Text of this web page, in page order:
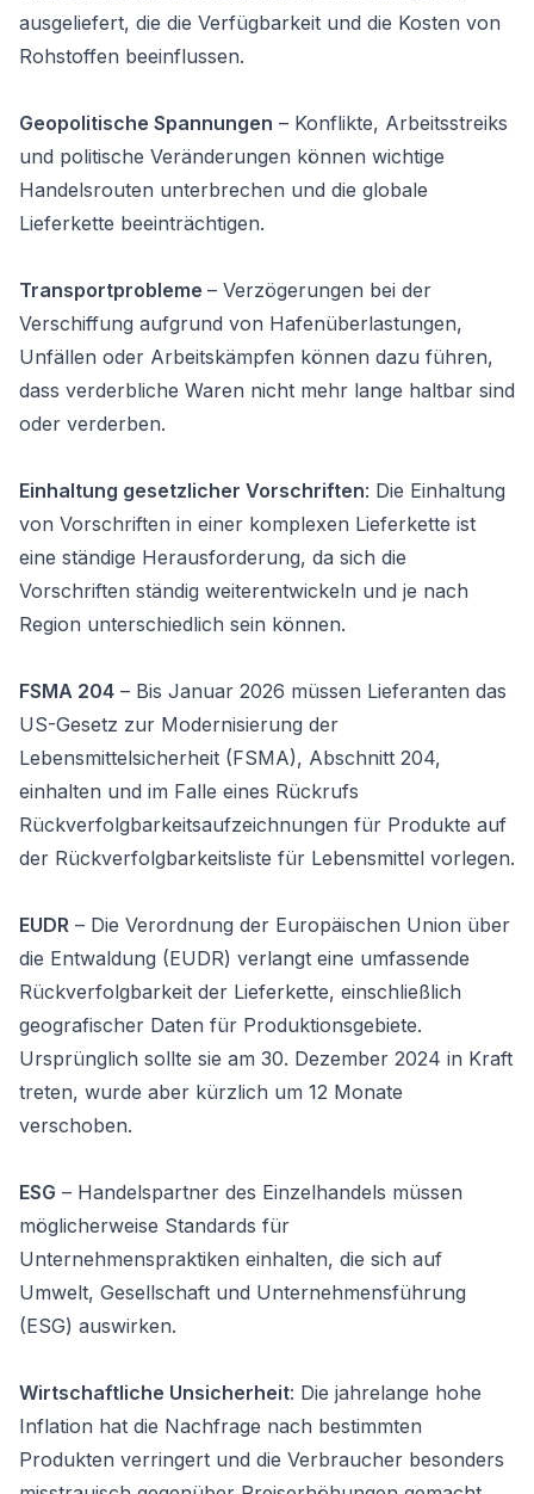
ausgeliefert, die die Verfügbarkeit und die Kosten von
Rohstoffen beeinflussen.
Geopolitische Spannungen – Konflikte, Arbeitsstreiks
und politische Veränderungen können wichtige
Handelsrouten unterbrechen und die globale
Lieferkette beeinträchtigen.
Transportprobleme – Verzögerungen bei der
Verschiffung aufgrund von Hafenüberlastungen,
Unfällen oder Arbeitskämpfen können dazu führen,
dass verderbliche Waren nicht mehr lange haltbar sind
oder verderben.
Einhaltung gesetzlicher Vorschriften: Die Einhaltung
von Vorschriften in einer komplexen Lieferkette ist
eine ständige Herausforderung, da sich die
Vorschriften ständig weiterentwickeln und je nach
Region unterschiedlich sein können.
FSMA 204 – Bis Januar 2026 müssen Lieferanten das
US-Gesetz zur Modernisierung der
Lebensmittelsicherheit (FSMA), Abschnitt 204,
einhalten und im Falle eines Rückrufs
Rückverfolgbarkeitsaufzeichnungen für Produkte auf
der Rückverfolgbarkeitsliste für Lebensmittel vorlegen.
EUDR – Die Verordnung der Europäischen Union über
die Entwaldung (EUDR) verlangt eine umfassende
Rückverfolgbarkeit der Lieferkette, einschließlich
geografischer Daten für Produktionsgebiete.
Ursprünglich sollte sie am 30. Dezember 2024 in Kraft
treten, wurde aber kürzlich um 12 Monate
verschoben.
ESG – Handelspartner des Einzelhandels müssen
möglicherweise Standards für
Unternehmenspraktiken einhalten, die sich auf
Umwelt, Gesellschaft und Unternehmensführung
(ESG) auswirken.
Wirtschaftliche Unsicherheit: Die jahrelange hohe
Inflation hat die Nachfrage nach bestimmten
Produkten verringert und die Verbraucher besonders